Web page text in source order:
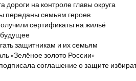
дороги на контроле главы округа
переданы семьям героев
сертификаты на жильё
будущее
защитникам и их семьям
«Зелёное золото России»
соглашение о защите